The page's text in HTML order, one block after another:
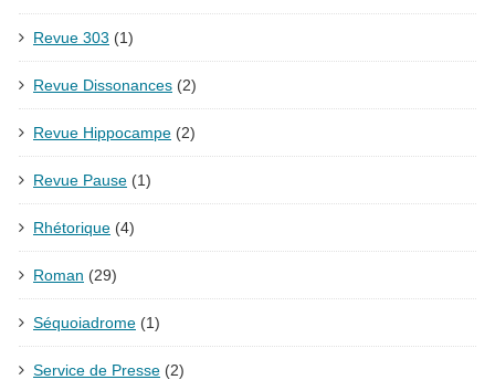
Revue 303 (1)
Revue Dissonances (2)
Revue Hippocampe (2)
Revue Pause (1)
Rhétorique (4)
Roman (29)
Séquoiadrome (1)
Service de Presse (2)